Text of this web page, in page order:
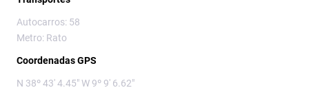
Autocarros: 58
Metro: Rato
Coordenadas GPS
N 38º 43' 4.45" W 9º 9' 6.62"